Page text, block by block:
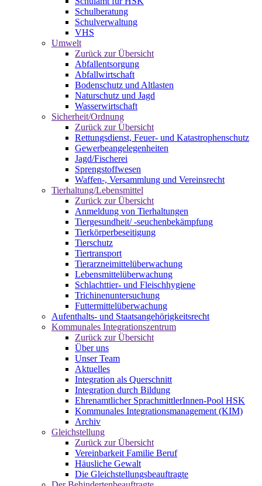
Schulberatung
Schulverwaltung
VHS
Umwelt
Zurück zur Übersicht
Abfallentsorgung
Abfallwirtschaft
Bodenschutz und Altlasten
Naturschutz und Jagd
Wasserwirtschaft
Sicherheit/Ordnung
Zurück zur Übersicht
Rettungsdienst, Feuer- und Katastrophenschutz
Gewerbeangelegenheiten
Jagd/Fischerei
Sprengstoffwesen
Waffen-, Versammlung und Vereinsrecht
Tierhaltung/Lebensmittel
Zurück zur Übersicht
Anmeldung von Tierhaltungen
Tiergesundheit/ -seuchenbekämpfung
Tierkörperbeseitigung
Tierschutz
Tiertransport
Tierarzneimittelüberwachung
Lebensmittelüberwachung
Schlachttier- und Fleischhygiene
Trichinenuntersuchung
Futtermittelüberwachung
Aufenthalts- und Staatsangehörigkeitsrecht
Kommunales Integrationszentrum
Zurück zur Übersicht
Über uns
Unser Team
Aktuelles
Integration als Querschnitt
Integration durch Bildung
Ehrenamtlicher SprachmittlerInnen-Pool HSK
Kommunales Integrationsmanagement (KIM)
Archiv
Gleichstellung
Zurück zur Übersicht
Vereinbarkeit Familie Beruf
Häusliche Gewalt
Die Gleichstellungsbeauftragte